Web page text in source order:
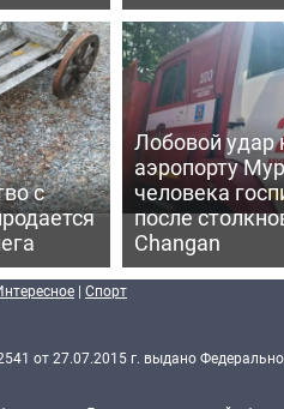
с
Лобовой удар
аэропорту
человека
после
Changan
| Спорт
от 27.07.2015 г. выдано